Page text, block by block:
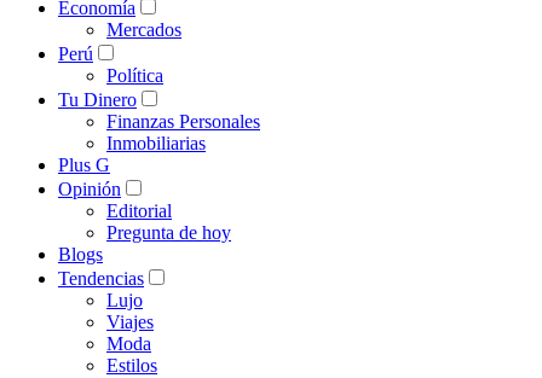
Economía
Mercados
Perú
Política
Tu Dinero
Finanzas Personales
Inmobiliarias
Plus G
Opinión
Editorial
Pregunta de hoy
Blogs
Tendencias
Lujo
Viajes
Moda
Estilos